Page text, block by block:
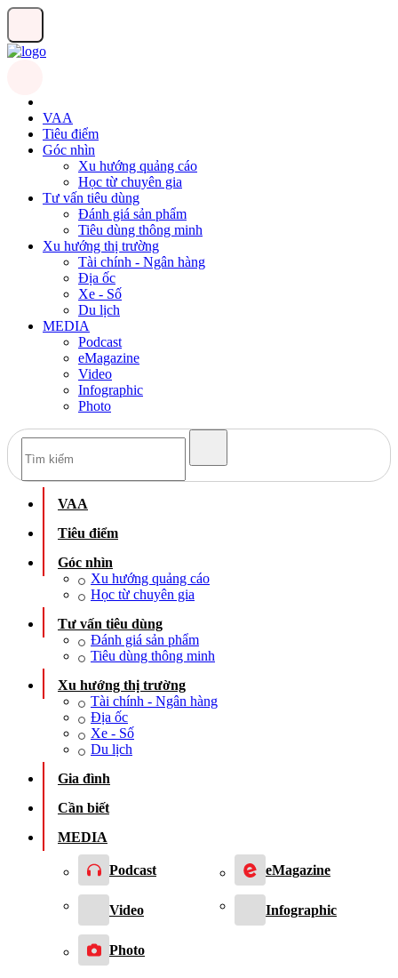
VAA
Tiêu điểm
Góc nhìn
Xu hướng quảng cáo
Học từ chuyên gia
Tư vấn tiêu dùng
Đánh giá sản phẩm
Tiêu dùng thông minh
Xu hướng thị trường
Tài chính - Ngân hàng
Địa ốc
Xe - Số
Du lịch
MEDIA
Podcast
eMagazine
Video
Infographic
Photo
VAA
Tiêu điểm
Góc nhìn
Xu hướng quảng cáo
Học từ chuyên gia
Tư vấn tiêu dùng
Đánh giá sản phẩm
Tiêu dùng thông minh
Xu hướng thị trường
Tài chính - Ngân hàng
Địa ốc
Xe - Số
Du lịch
Gia đình
Cần biết
MEDIA
Podcast eMagazine
Video Infographic
Photo